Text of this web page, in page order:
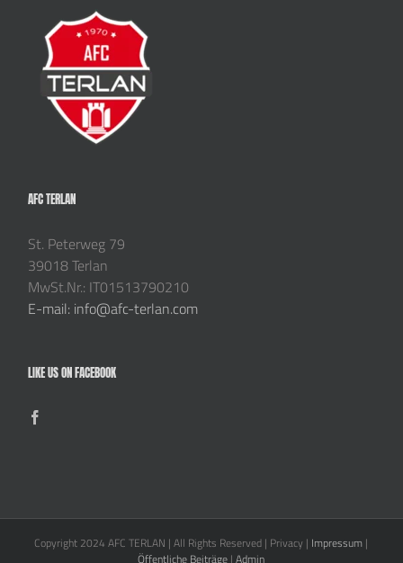
AFC TERLAN
St. Peterweg 79
39018 Terlan
MwSt.Nr.: IT01513790210
E-mail: info@afc-terlan.com
LIKE US ON FACEBOOK
Copyright 2024 AFC TERLAN | All Rights Reserved | Privacy | Impressum |
Öffentliche Beiträge |Admin